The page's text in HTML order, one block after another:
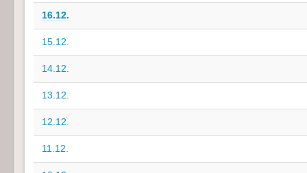
16.12.
15.12.
14.12.
13.12.
12.12.
11.12.